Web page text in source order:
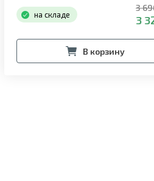
на складе
3
3
В корзину